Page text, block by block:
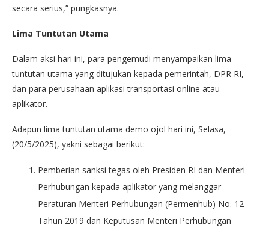
secara serius,” pungkasnya.
Lima Tuntutan Utama
Dalam aksi hari ini, para pengemudi menyampaikan lima
tuntutan utama yang ditujukan kepada pemerintah, DPR RI,
dan para perusahaan aplikasi transportasi online atau
aplikator.
Adapun lima tuntutan utama demo ojol hari ini, Selasa,
(20/5/2025), yakni sebagai berikut:
Pemberian sanksi tegas oleh Presiden RI dan Menteri
Perhubungan kepada aplikator yang melanggar
Peraturan Menteri Perhubungan (Permenhub) No. 12
Tahun 2019 dan Keputusan Menteri Perhubungan